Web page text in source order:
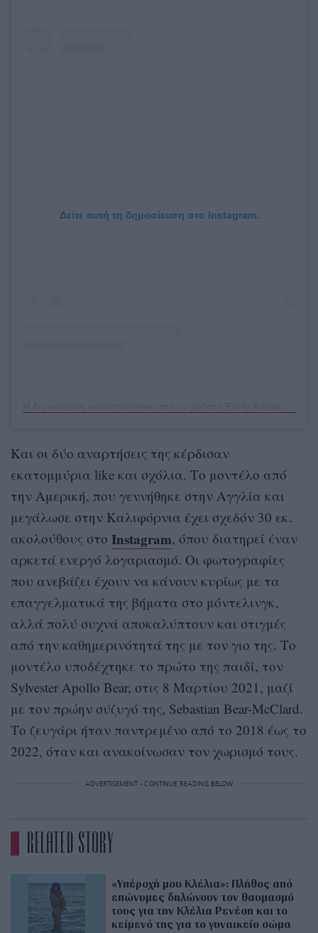
Δείτε αυτή τη δημοσίευση στο Instagram.
Και οι δύο αναρτήσεις της κέρδισαν
εκατομμύρια like και σχόλια. Το μοντέλο από
την Αμερική, που γεννήθηκε στην Αγγλία και
μεγάλωσε στην Καλιφόρνια έχει σχεδόν 30 εκ.
ακολούθους στο Instagram, όπου διατηρεί έναν
αρκετά ενεργό λογαριασμό. Οι φωτογραφίες
που ανεβάζει έχουν να κάνουν κυρίως με τα
επαγγελματικά της βήματα στο μόντελινγκ,
αλλά πολύ συχνά αποκαλύπτουν και στιγμές
από την καθημερινότητά της με τον γιο της. Το
μοντέλο υποδέχτηκε το πρώτο της παιδί, τον
Sylvester Apollo Bear, στις 8 Μαρτίου 2021, μαζί
με τον πρώην σύζυγό της, Sebastian Bear-McClard.
Το ζευγάρι ήταν παντρεμένο από το 2018 έως το
2022, όταν και ανακοίνωσαν τον χωρισμό τους.
ADVERTISEMENT - CONTINUE READING BELOW
RELATED STORY
«Υπέροχή μου Κλέλια»: Πλήθος από
επώνυμες δηλώνουν τον θαυμασμό
τους για την Κλέλια Ρενέση και το
κείμενό της για το γυναικείο σώμα